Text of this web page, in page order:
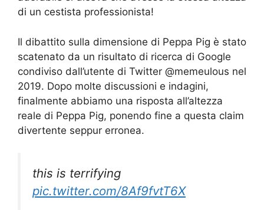
di un cestista professionista!
Il dibattito sulla dimensione di Peppa Pig è stato
scatenato da un risultato di ricerca di Google
condiviso dall’utente di Twitter @memeulous nel
2019. Dopo molte discussioni e indagini,
finalmente abbiamo una risposta all’altezza
reale di Peppa Pig, ponendo fine a questa claim
divertente seppur erronea.
this is terrifying
pic.twitter.com/8Af9fvtT6X